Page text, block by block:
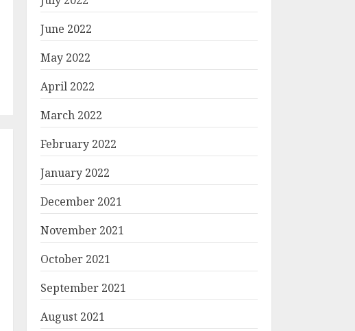
June 2022
May 2022
April 2022
March 2022
February 2022
January 2022
December 2021
November 2021
October 2021
September 2021
August 2021